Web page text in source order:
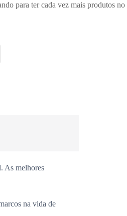
para ter cada vez mais produtos
As melhores
na vida de